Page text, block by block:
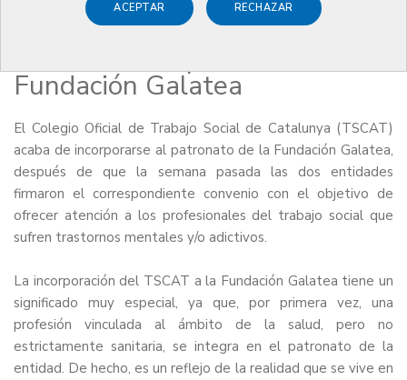
ACEPTAR RECHAZAR
25 JULIO DE 2016
El Colegio Oficial de Trabajo
Social se incorpora a la
Fundación Galatea
El Colegio Oficial de Trabajo Social de Catalunya (TSCAT)
acaba de incorporarse al patronato de la Fundación Galatea,
después de que la semana pasada las dos entidades
firmaron el correspondiente convenio con el objetivo de
ofrecer atención a los profesionales del trabajo social que
sufren trastornos mentales y/o adictivos.
La incorporación del TSCAT a la Fundación Galatea tiene un
significado muy especial, ya que, por primera vez, una
profesión vinculada al ámbito de la salud, pero no
estrictamente sanitaria, se integra en el patronato de la
entidad. De hecho, es un reflejo de la realidad que se vive en